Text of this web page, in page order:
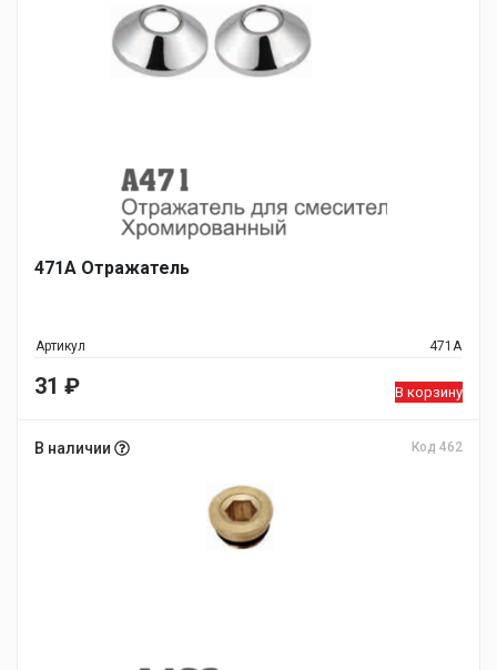
471А Отражатель
Артикул 471А
31 ₽ В корзину
В наличии Код 462